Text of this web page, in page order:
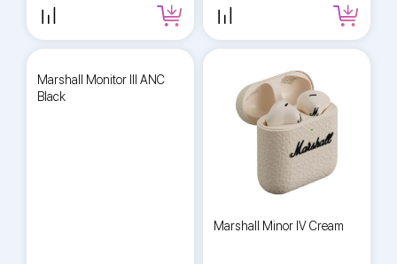
Marshall Monitor III ANC
Black
Marshall Minor IV Cream